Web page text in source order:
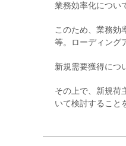
業務効率化につい
このため、業務効
等。ローディング
新規需要獲得につ
その上で、新規荷
いて検討すること